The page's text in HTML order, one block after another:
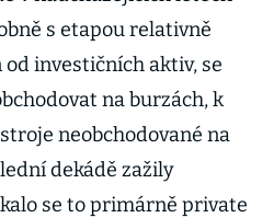
hýbat za deset
s etapou relativně
investičních aktiv, se
na burzách, k
neobchodované na
dekádě zažily
se to primárně private